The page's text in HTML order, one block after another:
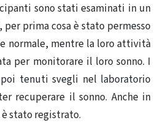
sono stati esaminati in un
prima cosa è stato permesso
normale, mentre la loro attività
per monitorare il loro sonno. I
tenuti svegli nel laboratorio
recuperare il sonno. Anche in
stato registrato.